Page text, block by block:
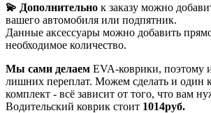
💫 Дополнительно к заказу можно
вашего автомобиля или подпятник.
Данные аксессуары можно добавить
необходимое количество.
Мы сами делаем EVA-коврики, поэтому
лишних переплат. Можем сделать и один
комплект - всё зависит от того, что вам
Водительский коврик стоит 1014руб.